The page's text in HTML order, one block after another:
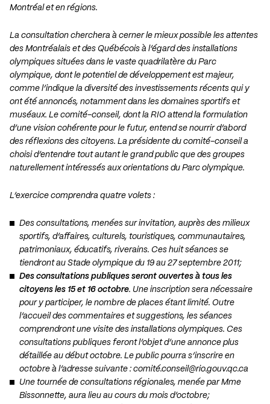
Montréal et en régions.
La consultation cherchera à cerner le mieux possible les attentes
des Montréalais et des Québécois à l’égard des installations
olympiques situées dans le vaste quadrilatère du Parc
olympique, dont le potentiel de développement est majeur,
comme l’indique la diversité des investissements récents qui y
ont été annoncés, notamment dans les domaines sportifs et
muséaux. Le comité-conseil, dont la RIO attend la formulation
d’une vision cohérente pour le futur, entend se nourrir d’abord
des réflexions des citoyens. La présidente du comité-conseil a
choisi d’entendre tout autant le grand public que des groupes
naturellement intéressés aux orientations du Parc olympique.
L’exercice comprendra quatre volets :
Des consultations, menées sur invitation, auprès des milieux
sportifs, d’affaires, culturels, touristiques, communautaires,
patrimoniaux, éducatifs, riverains. Ces huit séances se
tiendront au Stade olympique du 19 au 27 septembre 2011;
Des consultations publiques seront ouvertes à tous les
citoyens les 15 et 16 octobre. Une inscription sera nécessaire
pour y participer, le nombre de places étant limité. Outre
l’accueil des commentaires et suggestions, les séances
comprendront une visite des installations olympiques. Ces
consultations publiques feront l’objet d’une annonce plus
détaillée au début octobre. Le public pourra s’inscrire en
octobre à l’adresse suivante : comité.conseil@rio.gouv.qc.ca
Une tournée de consultations régionales, menée par Mme
Bissonnette, aura lieu au cours du mois d’octobre;